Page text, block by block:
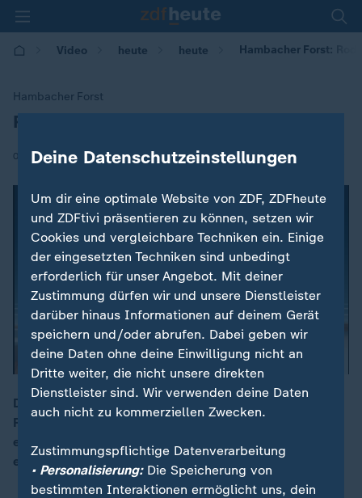
Video heute heute Hambacher Forst:
Hambacher Forst
:Rodung vorerst gestoppt
05.10.2018 | 12:53
Das Oberverwaltungsgericht Münster hat die geplante
Rodung im Hambacher Forst gestoppt. Erst muss über
eine Klage des BUND gegen den RWE-Betriebsplan
entschieden werden.
Deine Datenschutzeinstellungen
Um dir eine optimale Website von ZDF, ZDFheute
und ZDFtivi präsentieren zu können, setzen wir
Cookies und vergleichbare Techniken ein. Einige
der eingesetzten Techniken sind unbedingt
erforderlich für unser Angebot. Mit deiner
Zustimmung dürfen wir und unsere Dienstleister
darüber hinaus Informationen auf deinem Gerät
speichern und/oder abrufen. Dabei geben wir
deine Daten ohne deine Einwilligung nicht an
Dritte weiter, die nicht unsere direkten
Dienstleister sind. Wir verwenden deine Daten
auch nicht zu kommerziellen Zwecken.
Zustimmungspflichtige Datenverarbeitung
• Personalisierung:Die Speicherung von
bestimmten Interaktionen ermöglicht uns, dein